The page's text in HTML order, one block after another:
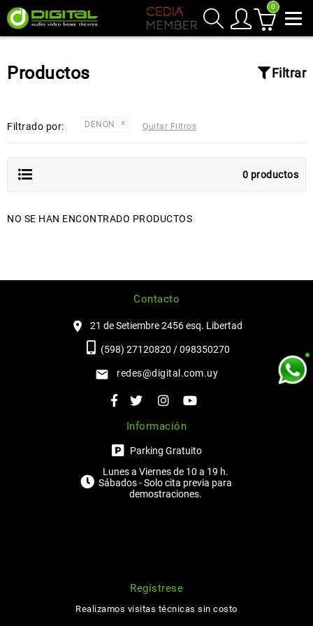
0
Productos Filtrar
Filtrado por: DENON Quitar Filtros
0 productos
NO SE HAN ENCONTRADO PRODUCTOS
Contacto
21 de Setiembre 2456 esq. Libertad
(598) 27120820 / 098350270
redes@digital.com.uy
Información
Parking Gratuito
Lunes a Viernes de 10 a 19 h.
Sábados - Solo cita previa para
demostraciones.
Regístrese
Realizamos visitas técnicas sin costo